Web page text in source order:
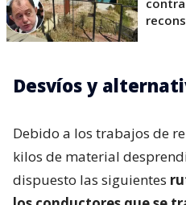
Desvíos y
Debido a los trabajos de
kilos de material
dispuesto las siguientes